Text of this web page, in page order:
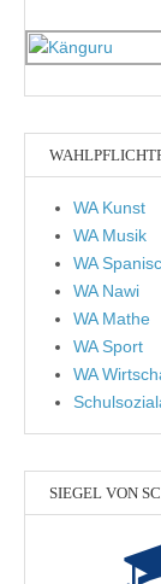
WA Kunst
WA Musik
WA
WA Nawi
WA Mathe
WA Sport
WA
SIEGEL VON